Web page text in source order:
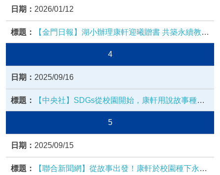
2026/01/12
【金門日報】湖小辦理康軒迎曦贈書 共築永續教育
閱讀力
4
2025/09/16
【中央社】SDGs從校園開始，康軒用說故事種下
永續的種子
5
2025/09/15
【聯合新聞網】從故事出發！康軒於校園種下永續